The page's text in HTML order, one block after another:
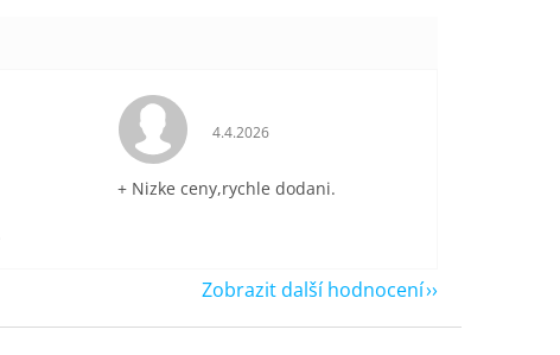
je 5 z 5 hvězdiček. Hodnocení obchodu je 5 z 5 hvězdiček.
4.4.2026
+ Nizke ceny,rychle dodani.
Zobrazit další hodnocení